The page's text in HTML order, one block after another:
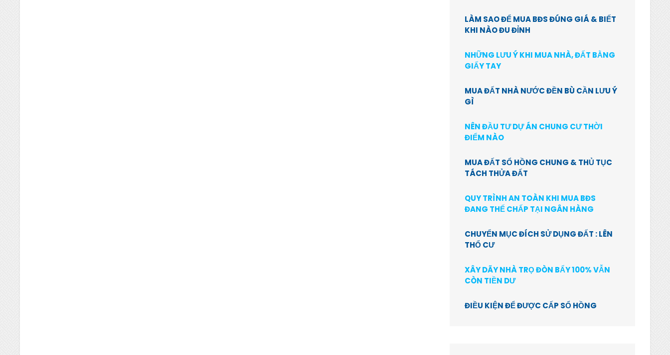
LÀM SAO ĐỂ MUA BĐS ĐÚNG GIÁ & BIẾT
KHI NÀO ĐU ĐỈNH
NHỮNG LƯU Ý KHI MUA NHÀ, ĐẤT BẰNG
GIẤY TAY
MUA ĐẤT NHÀ NƯỚC ĐỀN BÙ CẦN LƯU Ý
GÌ
NÊN ĐẦU TƯ DỰ ÁN CHUNG CƯ THỜI
ĐIỂM NÀO
MUA ĐẤT SỔ HỒNG CHUNG & THỦ TỤC
TÁCH THỬA ĐẤT
QUY TRÌNH AN TOÀN KHI MUA BĐS
ĐANG THẾ CHẤP TẠI NGÂN HÀNG
CHUYỂN MỤC ĐÍCH SỬ DỤNG ĐẤT : LÊN
THỔ CƯ
XÂY DÃY NHÀ TRỌ ĐÒN BẨY 100% VẪN
CÒN TIỀN DƯ
ĐIỀU KIỆN ĐỂ ĐƯỢC CẤP SỔ HỒNG